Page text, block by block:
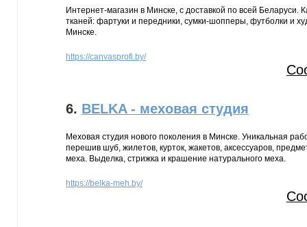
Интернет-магазин в Минске, с доставкой по всей Беларуси.
тканей: фартуки и передники, сумки-шопперы, футболки и
Минске.
https://canvasprofi.by/
6. BELKA - меховая студия
Меховая студия нового поколения в Минске. Уникальная
перешив шуб, жилетов, курток, жакетов, аксессуаров,
меха. Выделка, стрижка и крашение натурального меха.
https://belka-meh.by/